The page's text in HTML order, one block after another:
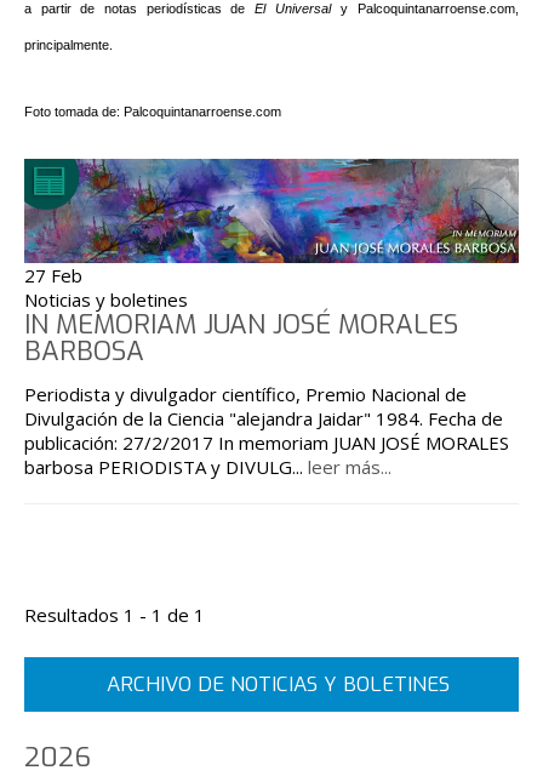
a partir de notas periodísticas de El Universaly Palcoquintanarroense.com,
principalmente.
Foto tomada de: Palcoquintanarroense.com
27 Feb
Noticias y boletines
IN MEMORIAM JUAN JOSÉ MORALES
BARBOSA
Periodista y divulgador científico, Premio Nacional de
Divulgación de la Ciencia "alejandra Jaidar" 1984. Fecha de
publicación: 27/2/2017 In memoriam JUAN JOSÉ MORALES
barbosa PERIODISTA y DIVULG... leer más...
Resultados 1 - 1 de 1
ARCHIVO DE NOTICIAS Y BOLETINES
2026